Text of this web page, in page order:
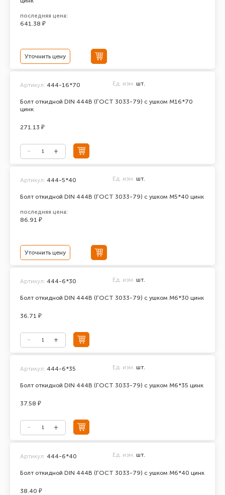
последняя цена:
641.38 ₽
Уточнить цену
Болт откидной DIN 444В (ГОСТ 3033-79) с ушком М16*70
цинк
Артикул: 444-16*70 Ед. изм. шт.
271.13 ₽
Болт откидной DIN 444В (ГОСТ 3033-79) с ушком М5*40 цинк
Артикул: 444-5*40 Ед. изм. шт.
последняя цена:
86.91 ₽
Уточнить цену
Болт откидной DIN 444В (ГОСТ 3033-79) с ушком М6*30 цинк
Артикул: 444-6*30 Ед. изм. шт.
36.71 ₽
Болт откидной DIN 444В (ГОСТ 3033-79) с ушком М6*35 цинк
Артикул: 444-6*35 Ед. изм. шт.
37.58 ₽
Болт откидной DIN 444В (ГОСТ 3033-79) с ушком М6*40 цинк
Артикул: 444-6*40 Ед. изм. шт.
38.40 ₽